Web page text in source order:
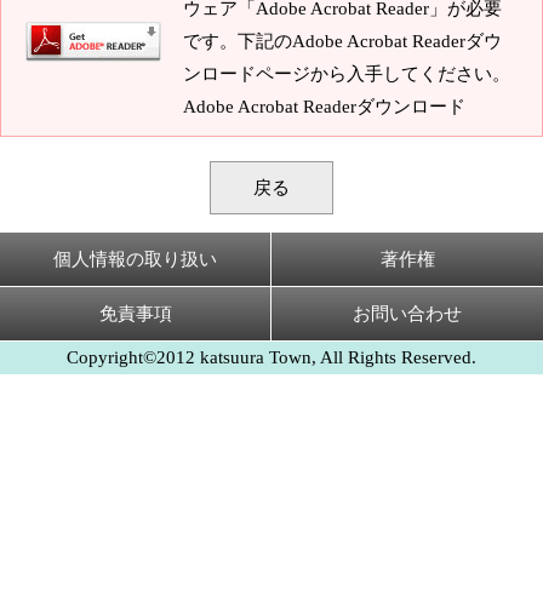
ウェア「Adobe Acrobat Reader」が必要
です。下記のAdobe Acrobat Readerダウ
ンロードページから入手してください。
Adobe Acrobat Readerダウンロード
戻る
個人情報の取り扱い 著作権
免責事項 お問い合わせ
Copyright©2012 katsuura Town, All Rights Reserved.